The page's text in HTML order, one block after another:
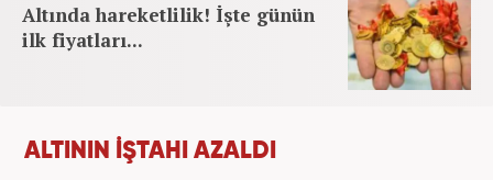
Altında hareketlilik! İşte günün
ilk fiyatları...
ALTININ İŞTAHI AZALDI